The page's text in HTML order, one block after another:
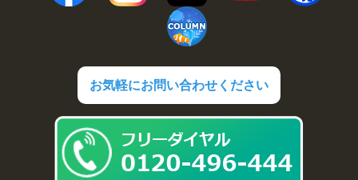
お気軽にお問い合わせください